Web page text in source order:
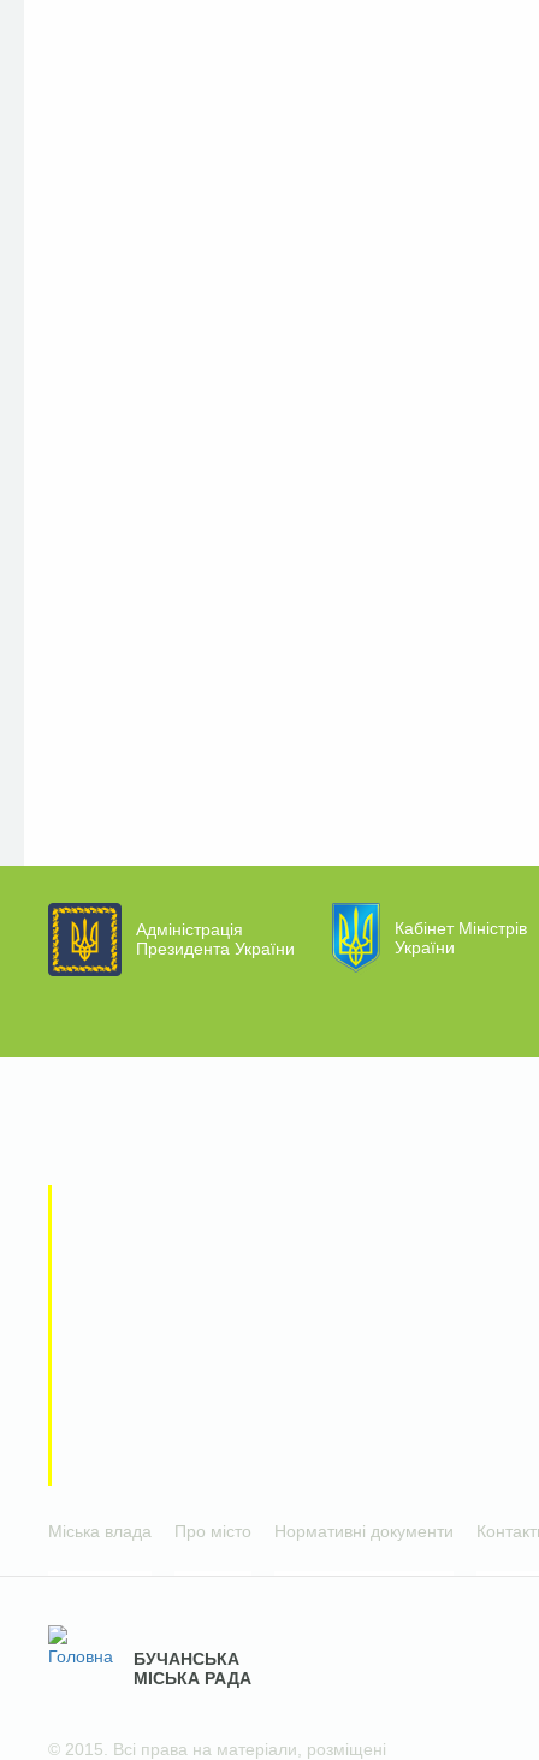
Адміністрація
Президента України
Кабінет Міністрів
України
Міська влада Про місто Нормативні документи
БУЧАНСЬКА
МІСЬКА РАДА
© 2015. Всі права на матеріали, розміщені